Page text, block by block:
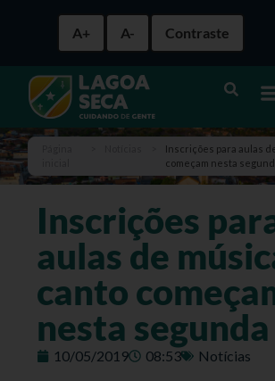
A+ A- Contraste
Inscrições para aulas
começam nesta
Inscrições
aulas de
canto
nesta segunda
10/05/2019 08:53 Notícias